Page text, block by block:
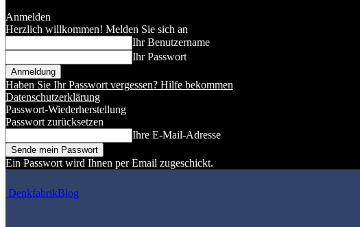
Anmelden
Herzlich willkommen! Melden Sie sich an
Ihr Benutzername
Ihr Passwort
Haben Sie Ihr Passwort vergessen? Hilfe bekommen
Datenschutzerklärung
Passwort-Wiederherstellung
Passwort zurücksetzen
Ihre E-Mail-Adresse
Ein Passwort wird Ihnen per Email zugeschickt.
DenkfabrikBlog